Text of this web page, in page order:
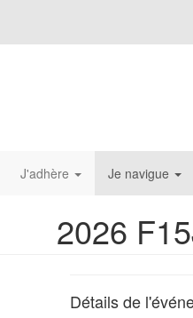
J'adhère Je navigue
2026
Détails de